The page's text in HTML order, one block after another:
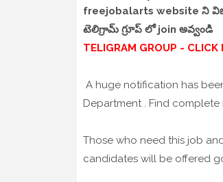
freejobalarts website ని
టెలిగ్రామ్ గ్రూప్ లో join అవ్వండి
TELIGRAM GROUP - CLICK
A huge notification has
Department . Find
Those who need this job
candidates will be offered